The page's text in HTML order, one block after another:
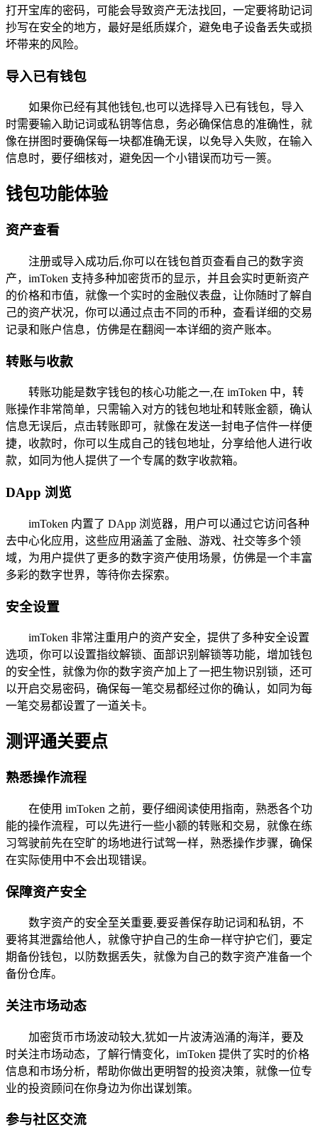
打开宝库的密码，可能会导致资产无法找回，一定要将助记词
抄写在安全的地方，最好是纸质媒介，避免电子设备丢失或损
坏带来的风险。
导入已有钱包
如果你已经有其他钱包,也可以选择导入已有钱包，导入
时需要输入助记词或私钥等信息，务必确保信息的准确性，就
像在拼图时要确保每一块都准确无误，以免导入失败，在输入
信息时，要仔细核对，避免因一个小错误而功亏一篑。
钱包功能体验
资产查看
注册或导入成功后,你可以在钱包首页查看自己的数字资
产，imToken 支持多种加密货币的显示，并且会实时更新资产
的价格和市值，就像一个实时的金融仪表盘，让你随时了解自
己的资产状况，你可以通过点击不同的币种，查看详细的交易
记录和账户信息，仿佛是在翻阅一本详细的资产账本。
转账与收款
转账功能是数字钱包的核心功能之一,在 imToken 中，转
账操作非常简单，只需输入对方的钱包地址和转账金额，确认
信息无误后，点击转账即可，就像在发送一封电子信件一样便
捷，收款时，你可以生成自己的钱包地址，分享给他人进行收
款，如同为他人提供了一个专属的数字收款箱。
DApp 浏览
imToken 内置了 DApp 浏览器，用户可以通过它访问各种
去中心化应用，这些应用涵盖了金融、游戏、社交等多个领
域，为用户提供了更多的数字资产使用场景，仿佛是一个丰富
多彩的数字世界，等待你去探索。
安全设置
imToken 非常注重用户的资产安全，提供了多种安全设置
选项，你可以设置指纹解锁、面部识别解锁等功能，增加钱包
的安全性，就像为你的数字资产加上了一把生物识别锁，还可
以开启交易密码，确保每一笔交易都经过你的确认，如同为每
一笔交易都设置了一道关卡。
测评通关要点
熟悉操作流程
在使用 imToken 之前，要仔细阅读使用指南，熟悉各个功
能的操作流程，可以先进行一些小额的转账和交易，就像在练
习驾驶前先在空旷的场地进行试驾一样，熟悉操作步骤，确保
在实际使用中不会出现错误。
保障资产安全
数字资产的安全至关重要,要妥善保存助记词和私钥，不
要将其泄露给他人，就像守护自己的生命一样守护它们，要定
期备份钱包，以防数据丢失，就像为自己的数字资产准备一个
备份仓库。
关注市场动态
加密货币市场波动较大,犹如一片波涛汹涌的海洋，要及
时关注市场动态，了解行情变化，imToken 提供了实时的价格
信息和市场分析，帮助你做出更明智的投资决策，就像一位专
业的投资顾问在你身边为你出谋划策。
参与社区交流